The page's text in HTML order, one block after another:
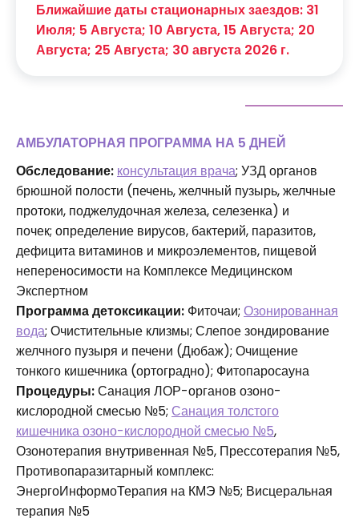
Ближайшие даты стационарных заездов: 31
Июля; 5 Августа; 10 Августа, 15 Августа; 20
Августа; 25 Августа; 30 августа 2026 г.
АМБУЛАТОРНАЯ ПРОГРАММА НА 5 ДНЕЙ
Обследование: консультация врача; УЗД органов
брюшной полости (печень, желчный пузырь, желчные
протоки, поджелудочная железа, селезенка) и
почек; определение вирусов, бактерий, паразитов,
дефицита витаминов и микроэлементов, пищевой
непереносимости на Комплексе Медицинском
Экспертном
Программа детоксикации: Фиточаи; Озонированная
вода; Очистительные клизмы; Слепое зондирование
желчного пузыря и печени (Дюбаж); Очищение
тонкого кишечника (ортоградно); Фитопаросауна
Процедуры:Санация ЛОР-органов озоно-
кислородной смесью №5; Санация толстого
кишечника озоно-кислородной смесью №5,
Озонотерапия внутривенная №5, Прессотерапия №5,
Противопаразитарный комплекс:
ЭнергоИнформоТерапия на КМЭ №5; Висцеральная
терапия №5